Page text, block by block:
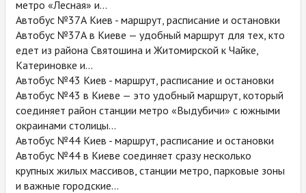
метро «Лесная» и...
Автобус №37А Киев - маршрут, расписание и остановки
Автобус №37А в Киеве — удобный маршрут для тех, кто
едет из района Святошина и Житомирской к Чайке,
Катериновке и...
Автобус №43 Киев - маршрут, расписание и остановки
Автобус №43 в Киеве — это удобный маршрут, который
соединяет район станции метро «Выдубичи» с южными
окраинами столицы...
Автобус №44 Киев - маршрут, расписание и остановки
Автобус №44 в Киеве соединяет сразу несколько
крупных жилых массивов, станции метро, парковые зоны
и важные городские...